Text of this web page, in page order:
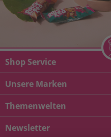
Shop Service
Unsere Marken
Themenwelten
Newsletter